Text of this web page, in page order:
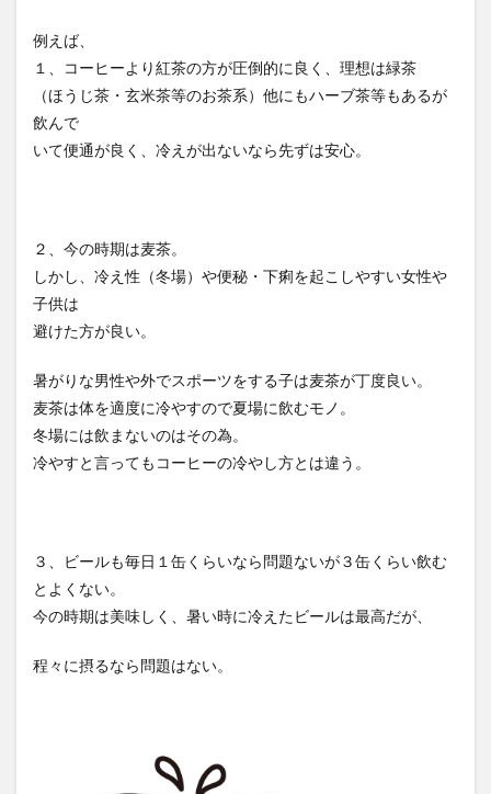
例えば、
１、コーヒーより紅茶の方が圧倒的に良く、理想は緑茶
（ほうじ茶・玄米茶等のお茶系）他にもハーブ茶等もあるが
飲んで
いて便通が良く、冷えが出ないなら先ずは安心。
２、今の時期は麦茶。
しかし、冷え性（冬場）や便秘・下痢を起こしやすい女性や
子供は
避けた方が良い。
暑がりな男性や外でスポーツをする子は麦茶が丁度良い。
麦茶は体を適度に冷やすので夏場に飲むモノ。
冬場には飲まないのはその為。
冷やすと言ってもコーヒーの冷やし方とは違う。
３、ビールも毎日１缶くらいなら問題ないが３缶くらい飲む
とよくない。
今の時期は美味しく、暑い時に冷えたビールは最高だが、
程々に摂るなら問題はない。